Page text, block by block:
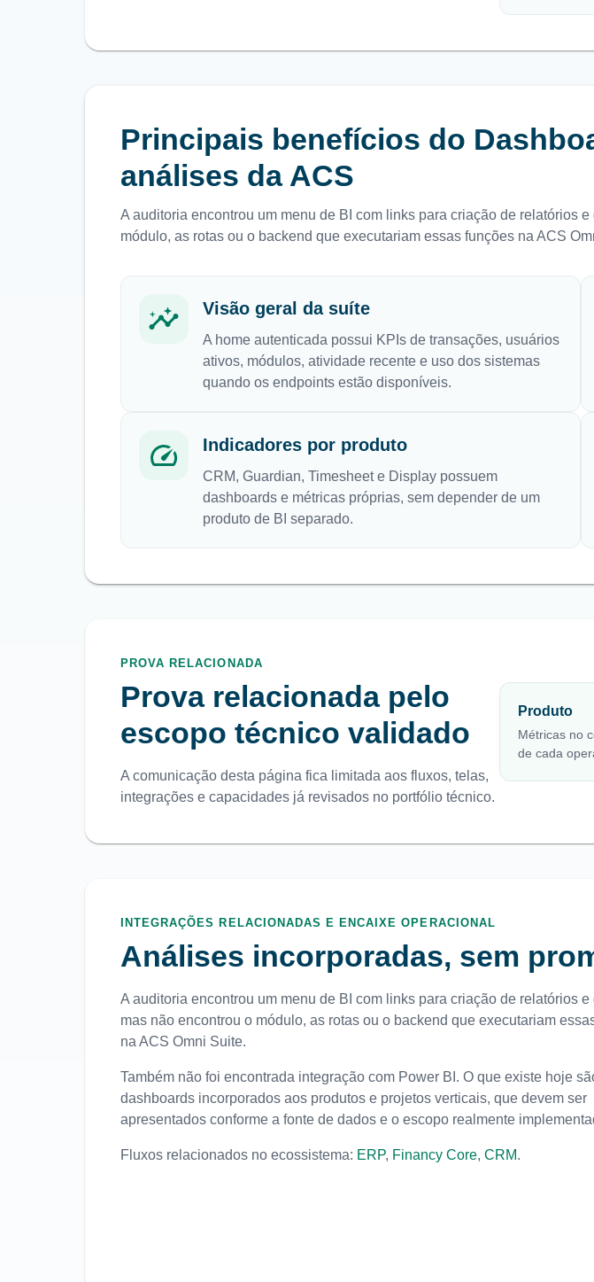
Principais benefícios do
análises da ACS
A auditoria encontrou um menu de BI com links para criação de relatórios
módulo, as rotas ou o backend que executariam essas funções na ACS
Visão geral da suíte
A home autenticada possui KPIs de transações, usuários
ativos, módulos, atividade recente e uso dos sistemas
quando os endpoints estão disponíveis.
Indicadores por produto
CRM, Guardian, Timesheet e Display possuem
dashboards e métricas próprias, sem depender de um
produto de BI separado.
PROVA RELACIONADA
Prova relacionada pelo
escopo técnico validado
A comunicação desta página fica limitada aos fluxos, telas,
integrações e capacidades já revisados no portfólio técnico.
Produto
Métricas no
de cada
INTEGRAÇÕES RELACIONADAS E ENCAIXE OPERACIONAL
Análises incorporadas, sem
A auditoria encontrou um menu de BI com links para criação de relatórios e
mas não encontrou o módulo, as rotas ou o backend que executariam
na ACS Omni Suite.
Também não foi encontrada integração com Power BI. O que existe hoje
dashboards incorporados aos produtos e projetos verticais, que devem ser
apresentados conforme a fonte de dados e o escopo realmente
Fluxos relacionados no ecossistema: ERP, Financy Core, CRM.